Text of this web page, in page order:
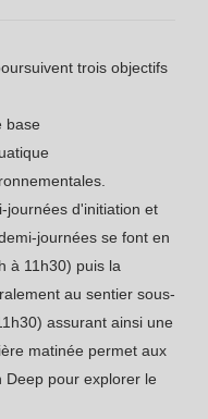
trois objectifs
base
journées d'initiation et
journées se font en
à 11h30) puis la
au sentier sous-
assurant ainsi une
matinée permet aux
pour explorer le